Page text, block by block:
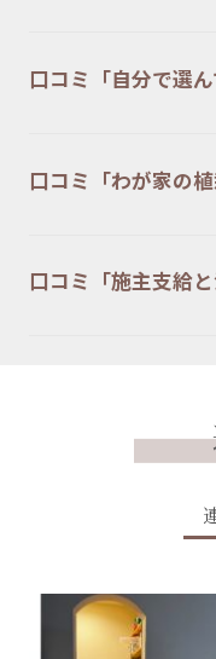
口コミ「自分で選
口コミ「わが家の植
口コミ「施主支給と